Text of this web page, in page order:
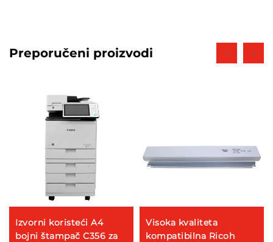
Preporučeni proizvodi
Izvorni koristeći A4
bojni štampač C356 za
Visoka kvaliteta
kompatibilna Ricoh